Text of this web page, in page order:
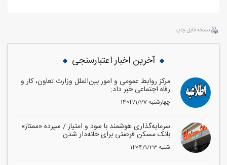
نسخه قابل چاپ
آخرین اخبار اعتبارسنجی
مرکز روابط عمومی و امور بین‌الملل وزارت تعاون، کار و
رفاه اجتماعی خبر داد:
1404/1/27 چهارشنبه
سرمایه‌گذاری هوشمند با سود و امتیاز / سپرده «ممتاز»
بانک مسکن فرصتی برای خانه‌دار شدن
1404/1/23 شنبه